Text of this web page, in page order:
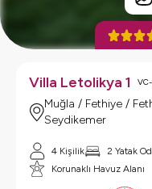
Villa Letolikya 1
Muğla / Fethiye /
Seydikemer
4 Kişilik 2 Yatak
Korunaklı Havuz Alanı